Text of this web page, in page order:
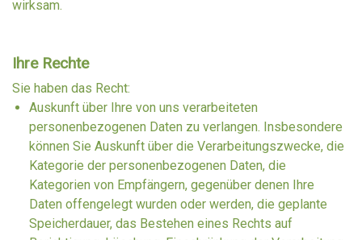
wirksam.
Ihre Rechte
Sie haben das Recht:
Auskunft über Ihre von uns verarbeiteten
personenbezogenen Daten zu verlangen. Insbesondere
können Sie Auskunft über die Verarbeitungszwecke, die
Kategorie der personenbezogenen Daten, die
Kategorien von Empfängern, gegenüber denen Ihre
Daten offengelegt wurden oder werden, die geplante
Speicherdauer, das Bestehen eines Rechts auf